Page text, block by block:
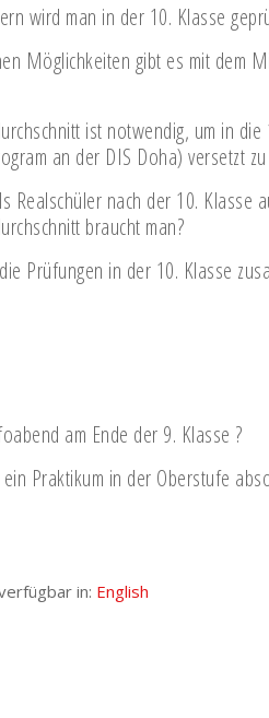
wird man in der 10. Klasse
Möglichkeiten gibt es mit dem
ist notwendig, um in
an der DIS Doha) versetzt
Realschüler nach der 10. Klasse
braucht man?
Prüfungen in der 10. Klasse
am Ende der 9. Klasse ?
Praktikum in der Oberstufe
in: English